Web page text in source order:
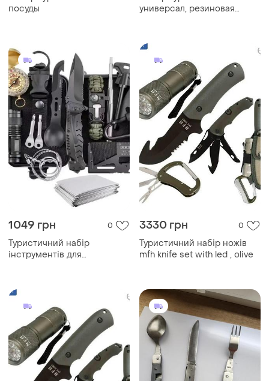
посуды
универсал, резиновая
1049 грн 0
Туристичний набір
інструментів для
3330 грн 0
Туристичний набір ножів
mfh knife set with led , olive